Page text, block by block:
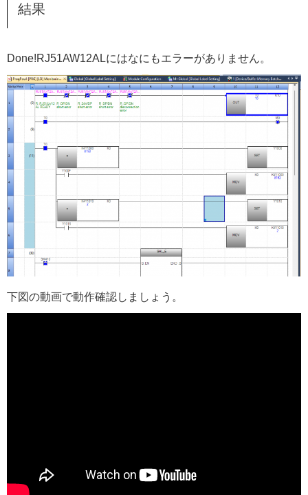
結果
Done!RJ51AW12ALにはなにもエラーがありません。
下図の動画で動作確認しましょう。